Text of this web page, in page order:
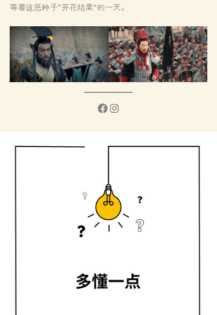
等着这恶种子“开花结果”的一天。
Facebook
Instagram